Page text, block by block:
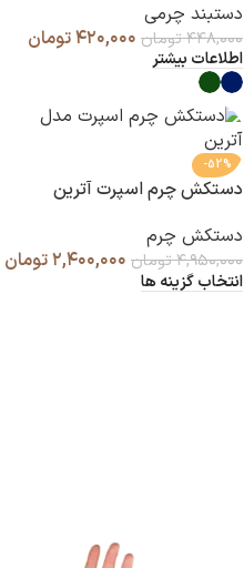
دستبند چرمی
۴۴۸,۰۰۰تومان ۴۲۰,۰۰۰تومان
اطلاعات بیشتر
-52%
دستکش چرم اسپرت آترین
دستکش چرم
۴,۹۵۰,۰۰۰تومان ۲,۴۰۰,۰۰۰تومان
انتخاب گزینه ها